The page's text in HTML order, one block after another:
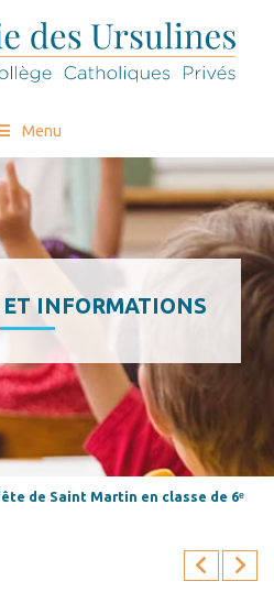
Menu
INFORMATIONS
de Saint Martin en classe de 6ᵉ